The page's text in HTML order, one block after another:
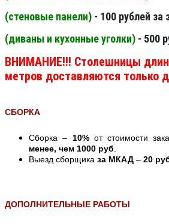
(стеновые панели) - 100 рублей за
(диваны и кухонные уголки) - 500
ВНИМАНИЕ!!! Столешницы
метров доставляются только
СБОРКА
Сборка – 10%от стоимости
менее, чем 1000 руб
Выезд сборщика за МКАД – 20
ДОПОЛНИТЕЛЬНЫЕ РАБОТЫ